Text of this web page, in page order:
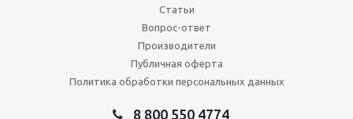
Статьи
Вопрос-ответ
Производители
Публичная оферта
Политика обработки персональных данных
8 800 550 4774